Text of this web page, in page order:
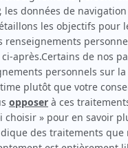
sur Showbizz.net
éditeur